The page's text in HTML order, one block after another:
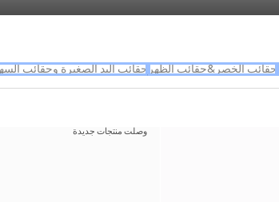
حقائب الخصر&حقائب الظهر حقائب اليد الصغيرة وحقائب
وصلت منتجات جديدة